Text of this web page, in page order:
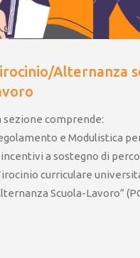
Alternanza
sezione comprende:
e Modulistica
a sostegno di
curriculare
Scuola-Lavoro”